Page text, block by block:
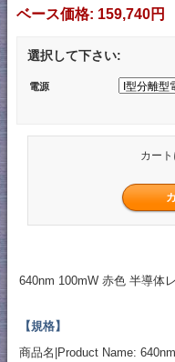
ベース価格: 159,740円
選択して下さい:
電源
カー
640nm 100mW 赤色 半導体
【規格】
商品名|Product Name: